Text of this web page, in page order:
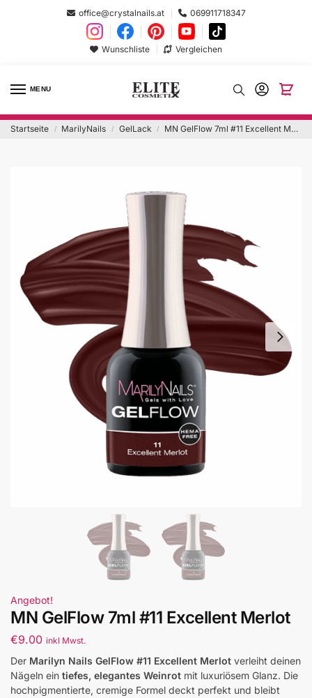
office@crystalnails.at 069911718347
Wunschliste Vergleichen
MENU
Startseite / MarilyNails / GelLack / MN GelFlow 7ml #11 Excellent Merlot
Angebot!
MN GelFlow 7ml #11 Excellent Merlot
€9.00 inkl Mwst.
Der Marilyn Nails GelFlow #11 Excellent Merlot verleiht deinen
Nägeln ein tiefes, elegantes Weinrot mit luxuriösem Glanz. Die
hochpigmentierte, cremige Formel deckt perfekt und bleibt